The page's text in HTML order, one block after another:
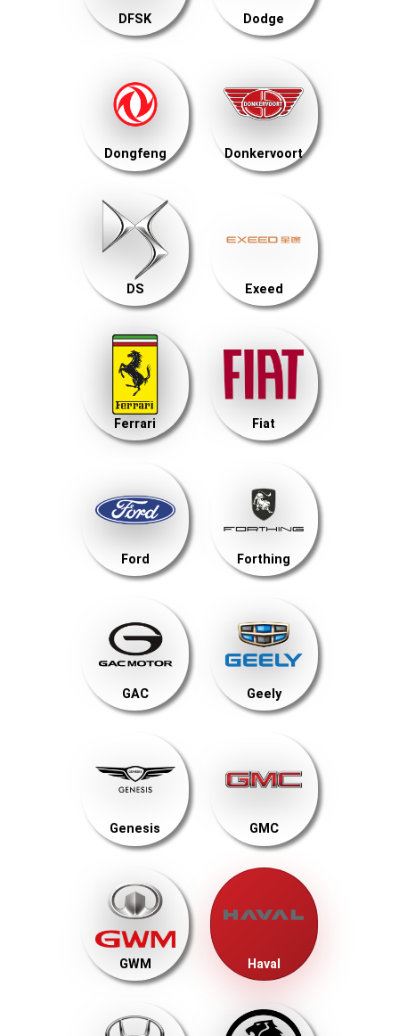
DFSK Dodge
Dongfeng Donkervoort
DS Exeed
Ferrari Fiat
Ford Forthing
GAC Geely
Genesis GMC
GWM Haval